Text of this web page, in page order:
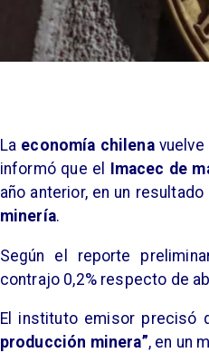
La economía chilenavuelve
informó que el
Imacec de
año anterior, en un
minería.
Según el reporte
contrajo 0,2% respecto de
El instituto emisor precisó
producción minera”, en un